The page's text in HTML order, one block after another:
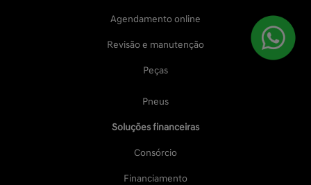
Agendamento online
Revisão e manutenção
Peças
Pneus
Soluções financeiras
Consórcio
Financiamento